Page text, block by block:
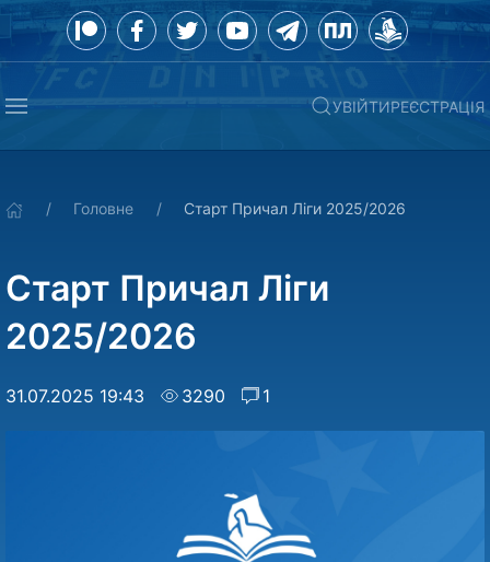
УВІЙТИРЕЄСТРАЦІЯ
Головне Старт Причал Ліги 2025/2026
Старт Причал Ліги
2025/2026
31.07.2025 19:43 3290 1